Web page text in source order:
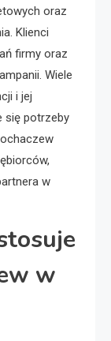
oraz
Klienci
firmy oraz
Wiele
i jej
się potrzeby
w
w